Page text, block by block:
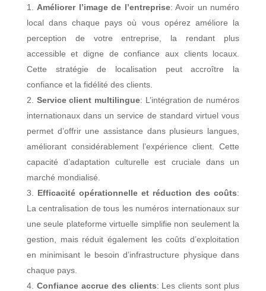
Améliorer l’image de l’entreprise: Avoir un numéro
local dans chaque pays où vous opérez améliore la
perception de votre entreprise, la rendant plus
accessible et digne de confiance aux clients locaux.
Cette stratégie de localisation peut accroître la
confiance et la fidélité des clients.
Service client multilingue: L’intégration de numéros
internationaux dans un service de standard virtuel vous
permet d’offrir une assistance dans plusieurs langues,
améliorant considérablement l’expérience client. Cette
capacité d’adaptation culturelle est cruciale dans un
marché mondialisé.
Efficacité opérationnelle et réduction des coûts:
La centralisation de tous les numéros internationaux sur
une seule plateforme virtuelle simplifie non seulement la
gestion, mais réduit également les coûts d’exploitation
en minimisant le besoin d’infrastructure physique dans
chaque pays.
Confiance accrue des clients: Les clients sont plus